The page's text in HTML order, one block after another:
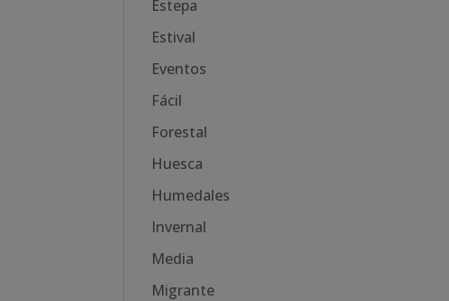
Estepa
Estival
Eventos
Fácil
Forestal
Huesca
Humedales
Invernal
Media
Migrante